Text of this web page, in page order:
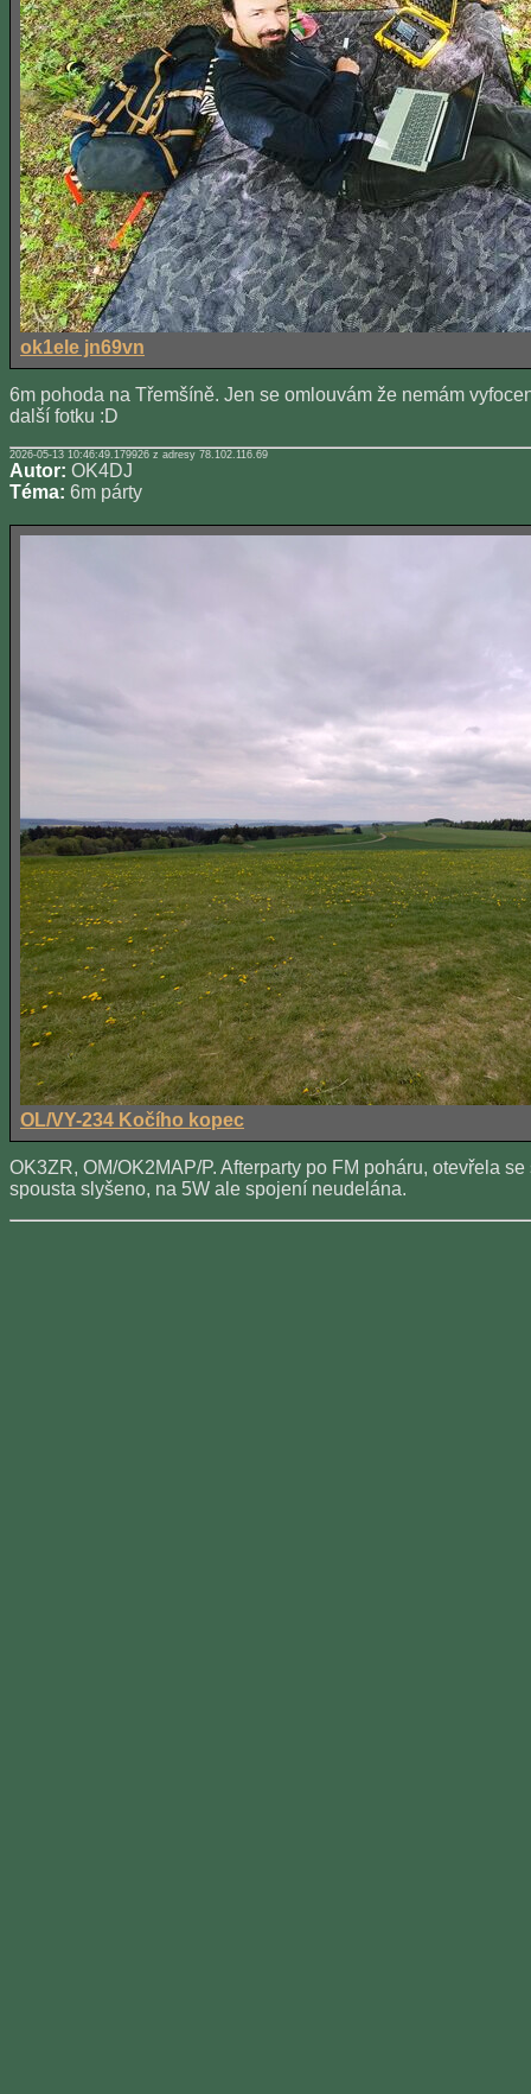
ok1ele jn69vn
6m pohoda na Třemšíně. Jen se omlouvám že nemám
další fotku :D
2026-05-13 10:46:49.179926 z adresy 78.102.116.69
Autor: OK4DJ
Téma: 6m párty
OL/VY-234 Kočího kopec
OK3ZR, OM/OK2MAP/P. Afterparty po FM poháru, otevřela
spousta slyšeno, na 5W ale spojení neudelána.